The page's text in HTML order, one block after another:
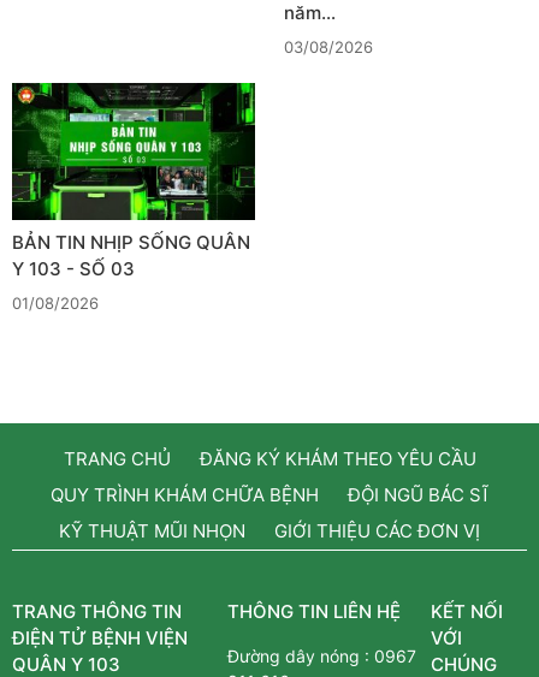
năm…
03/08/2026
BẢN TIN NHỊP SỐNG QUÂN
Y 103 - SỐ 03
01/08/2026
TRANG CHỦ
ĐĂNG KÝ KHÁM THEO YÊU CẦU
QUY TRÌNH KHÁM CHỮA BỆNH
ĐỘI NGŨ BÁC SĨ
KỸ THUẬT MŨI NHỌN
GIỚI THIỆU CÁC ĐƠN VỊ
TRANG THÔNG TIN
ĐIỆN TỬ BỆNH VIỆN
QUÂN Y 103
THÔNG TIN LIÊN HỆ
Đường dây nóng :0967
KẾT NỐI
VỚI
CHÚNG